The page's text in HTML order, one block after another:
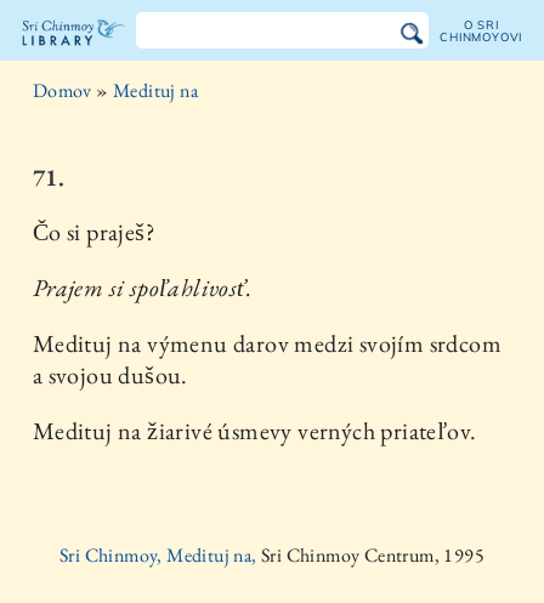
Knižnica
Chinmoya
O SRI
CHINMOYOVI
Domov »Medituj na
71.
Čo si praješ?
Prajem si spoľahlivosť.
Medituj na výmenu darov medzi svojím srdcom
a svojou dušou.
Medituj na žiarivé úsmevy verných priateľov.
Sri Chinmoy, Medituj na, Sri Chinmoy Centrum, 1995